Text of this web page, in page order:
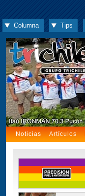
Columna Tips
Noticias Artículos